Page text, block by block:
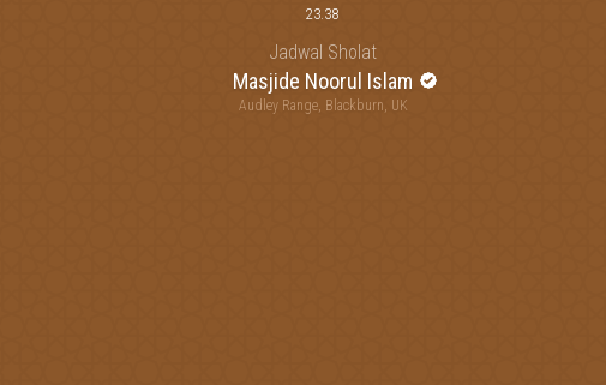
23.38
Jadwal Sholat
Masjide Noorul Islam
Audley Range, Blackburn, UK